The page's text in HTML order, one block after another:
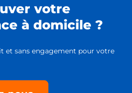
votre
à domicile ?
et sans engagement pour votre